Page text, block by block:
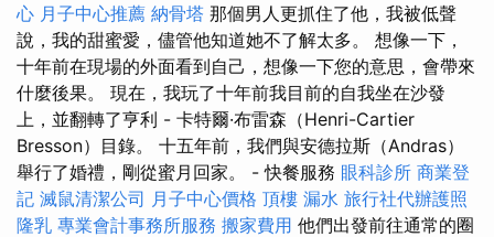
心 月子中心推薦 納骨塔 那個男人更抓住了他，我被低聲
說，我的甜蜜愛，儘管他知道她不了解太多。 想像一下，
十年前在現場的外面看到自己，想像一下您的意思，會帶來
什麼後果。 現在，我玩了十年前我目前的自我坐在沙發
上，並翻轉了亨利 - 卡特爾·布雷森（Henri-Cartier
Bresson）目錄。 十五年前，我們與安德拉斯（Andras）
舉行了婚禮，剛從蜜月回家。 - 快餐服務 眼科診所 商業登
記 滅鼠清潔公司 月子中心價格 頂樓 漏水 旅行社代辦護照
隆乳 專業會計事務所服務 搬家費用 他們出發前往通常的圈